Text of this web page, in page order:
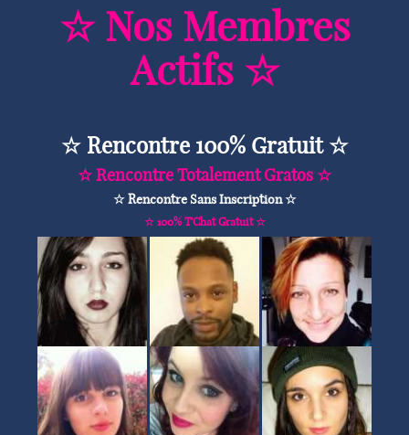
☆ Nos Membres
Actifs ☆
☆ Rencontre 100% Gratuit ☆
☆ Rencontre Totalement Gratos ☆
☆ Rencontre Sans Inscription ☆
☆ 100% T'Chat Gratuit ☆